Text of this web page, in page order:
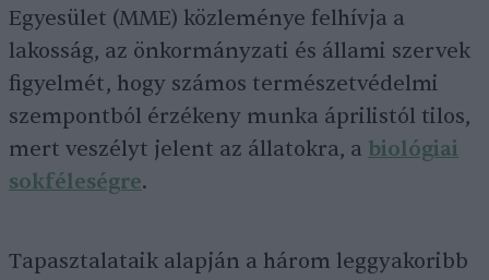
Egyesület (MME) közleménye felhívja a
lakosság, az önkormányzati és állami szervek
figyelmét, hogy számos természetvédelmi
szempontból érzékeny munka áprilistól tilos,
mert veszélyt jelent az állatokra, a biológiai
sokféleségre.
Tapasztalataik alapján a három leggyakoribb